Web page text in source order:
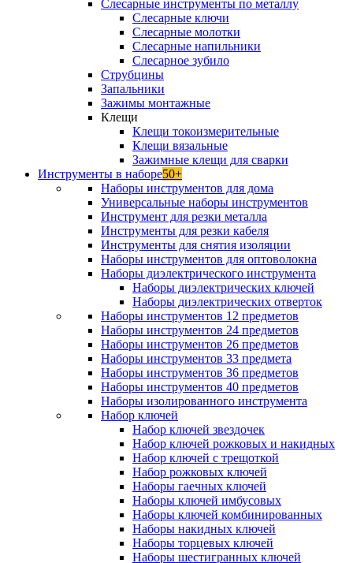
Слесарные инструменты по металлу
Слесарные ключи
Слесарные молотки
Слесарные напильники
Слесарное зубило
Струбцины
Запальники
Зажимы монтажные
Клещи
Клещи токоизмерительные
Клещи вязальные
Зажимные клещи для сварки
Инструменты в наборе50+
Наборы инструментов для дома
Универсальные наборы инструментов
Инструмент для резки металла
Инструменты для резки кабеля
Инструменты для снятия изоляции
Наборы инструментов для оптоволокна
Наборы диэлектрического инструмента
Наборы диэлектрических ключей
Наборы диэлектрических отверток
Наборы инструментов 12 предметов
Наборы инструментов 24 предметов
Наборы инструментов 26 предметов
Наборы инструментов 33 предмета
Наборы инструментов 36 предметов
Наборы инструментов 40 предметов
Наборы изолированного инструмента
Набор ключей
Набор ключей звездочек
Набор ключей рожковых и накидных
Набор ключей с трещоткой
Набор рожковых ключей
Наборы гаечных ключей
Наборы ключей имбусовых
Наборы ключей комбинированных
Наборы накидных ключей
Наборы торцевых ключей
Наборы шестигранных ключей